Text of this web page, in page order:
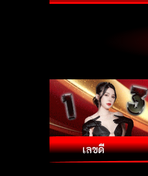
เลขดี